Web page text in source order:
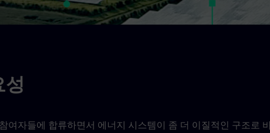
여자들에 합류하면서 에너지 시스템이 좀 더 이질적인 구조로